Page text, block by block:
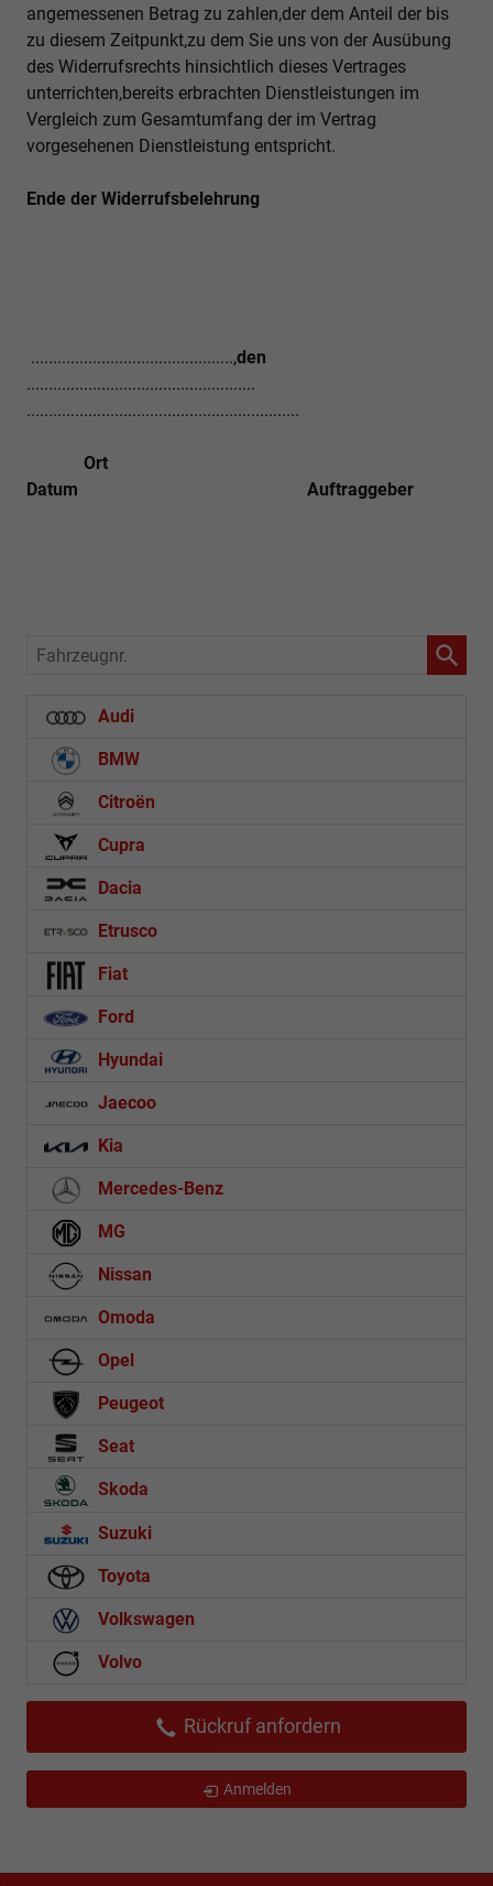
angemessenen Betrag zu zahlen,der dem Anteil der bis
zu diesem Zeitpunkt,zu dem Sie uns von der Ausübung
des Widerrufsrechts hinsichtlich dieses Vertrages
unterrichten,bereits erbrachten Dienstleistungen im
Vergleich zum Gesamtumfang der im Vertrag
vorgesehenen Dienstleistung entspricht.
Ende der Widerrufsbelehrung
..............................................,den
....................................................
..............................................................
Ort
Datum Auftraggeber
Fahrzeugnr.
Audi
BMW
Citroën
Cupra
Dacia
Etrusco
Fiat
Ford
Hyundai
Jaecoo
Kia
Mercedes-Benz
MG
Nissan
Omoda
Opel
Peugeot
Seat
Skoda
Suzuki
Toyota
Volkswagen
Volvo
Rückruf anfordern
Anmelden